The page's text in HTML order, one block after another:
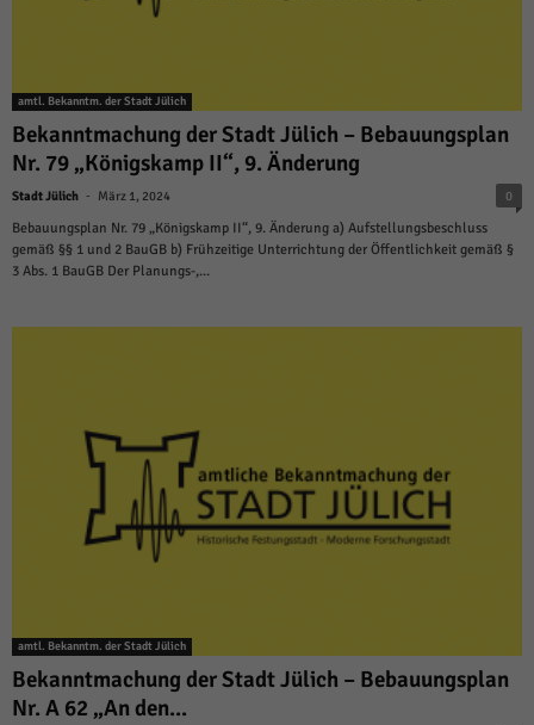
amtl. Bekanntm. der Stadt Jülich
Bekanntmachung der Stadt Jülich – Bebauungsplan
Nr. 79 „Königskamp II“, 9. Änderung
Stadt Jülich - März 1, 2024 0
Bebauungsplan Nr. 79 „Königskamp II“, 9. Änderung a) Aufstellungsbeschluss
gemäß §§ 1 und 2 BauGB b) Frühzeitige Unterrichtung der Öffentlichkeit gemäß §
3 Abs. 1 BauGB Der Planungs-,...
amtl. Bekanntm. der Stadt Jülich
Bekanntmachung der Stadt Jülich – Bebauungsplan
Nr. A 62 „An den...